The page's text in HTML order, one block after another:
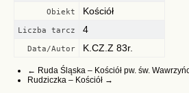
Obiekt Kościół
Liczba tarcz 4
Data/Autor K.CZ.Z 83r.
← Ruda Śląska – Kościół pw. św.
Rudziczka – Kościół →